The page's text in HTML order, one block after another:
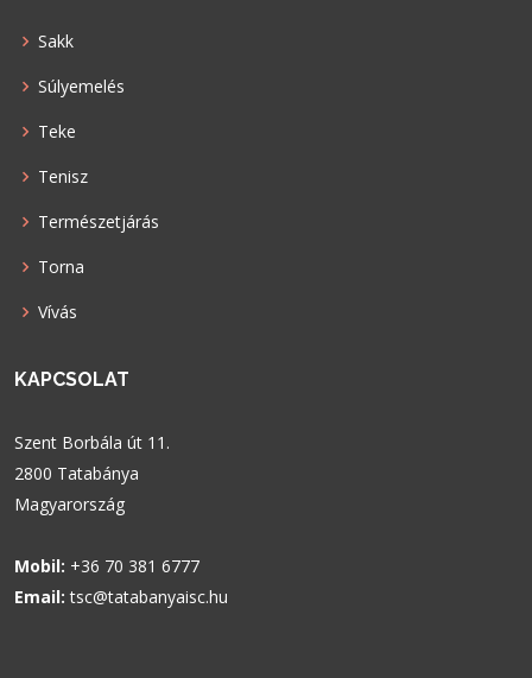
Sakk
Súlyemelés
Teke
Tenisz
Természetjárás
Torna
Vívás
KAPCSOLAT
Szent Borbála út 11.
2800 Tatabánya
Magyarország
Mobil: +36 70 381 6777
Email: tsc@tatabanyaisc.hu